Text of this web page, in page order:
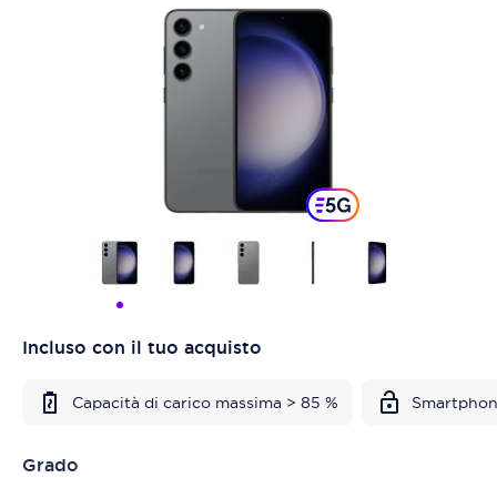
Incluso con il tuo acquisto
Capacità di carico massima > 85 %
Grado